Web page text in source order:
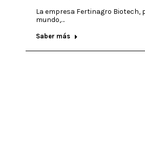
La empresa Fertinagro Biotech,
mundo,…
Saber más